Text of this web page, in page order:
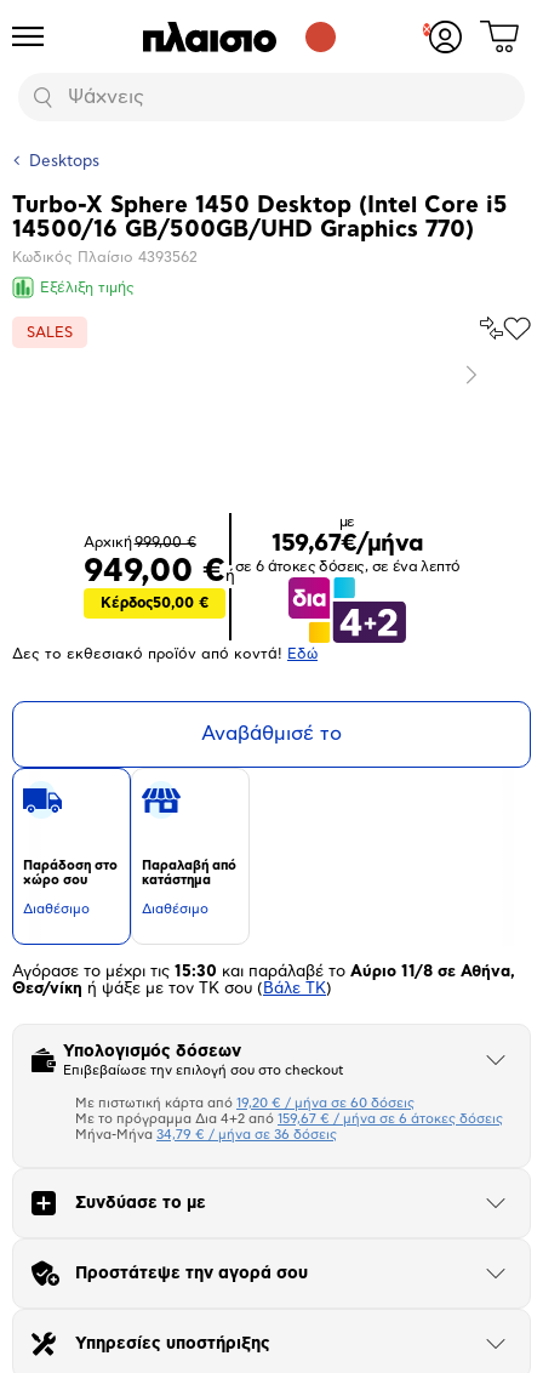
Προϊόντα
Αναζήτηση
Δες
Desktops
Βασικά
χαρακτηριστικά
Turbo-X Sphere 1450 Desktop (Intel Core i5
14500/16 GB/500GB/UHD Graphics 770)
Κωδικός Πλαίσιο 4393562
Εξέλιξη τιμής
SALES
Επόμενο
Αρχική999,00 €
949,00 €
Κέρδος50,00 €
ή
με
159,67€/μήνα
σε 6 άτοκες δόσεις, σε ένα λεπτό
Δες το εκθεσιακό προϊόν από κοντά! Eδώ
Αναβάθμισέ το
Παράδοση στο
χώρο σου
Διαθέσιμο
Παραλαβή από
κατάστημα
Διαθέσιμο
Αγόρασε το μέχρι τις 15:30 και παράλαβέ το Αύριο 11/8 σε Αθήνα,
Θεσ/νίκη ή ψάξε με τον ΤΚ σου ( Βάλε ΤΚ)
Υπολογισμός δόσεων
Επιβεβαίωσε την επιλογή σου στο checkout
Άνοιξε
Πιστωτική κάρτα
Αριθμός δόσεων
Με πιστωτική κάρτα από 19,20 € / μήνα σε 60 δόσεις
Με το πρόγραμμα Δια 4+2 από 159,67 € / μήνα σε 6 άτοκες δόσεις
Μήνα-Μήνα 34,79 € / μήνα σε 36 δόσεις
Συνδύασε το με
Άνοιξε
Προστάτεψε την αγορά σου
Άνοιξε
Υπηρεσίες υποστήριξης
Άνοιξε